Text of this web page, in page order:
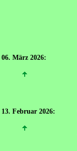
06. März 2026:
13. Februar 2026: